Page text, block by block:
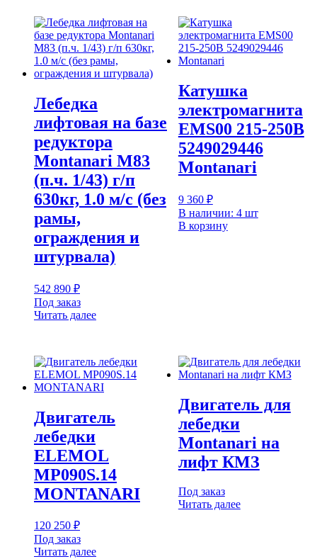
Лебедка
лифтовая на базе
редуктора
Montanari М83
(п.ч. 1/43) г/п
630кг, 1.0 м/с (без
рамы,
ограждения и
штурвала)
542 890 ₽
Под заказ
Читать далее
Катушка
электромагнита
EMS00 215-250В
5249029446
Montanari
9 360 ₽
В наличии: 4 шт
В корзину
Двигатель
лебедки
ELEMOL
MP090S.14
MONTANARI
120 250 ₽
Под заказ
Читать далее
Двигатель для
лебедки
Montanari на
лифт КМЗ
Под заказ
Читать далее